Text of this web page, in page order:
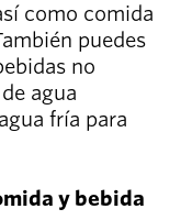
como comida
puedes
no
agua
fría para
y bebida